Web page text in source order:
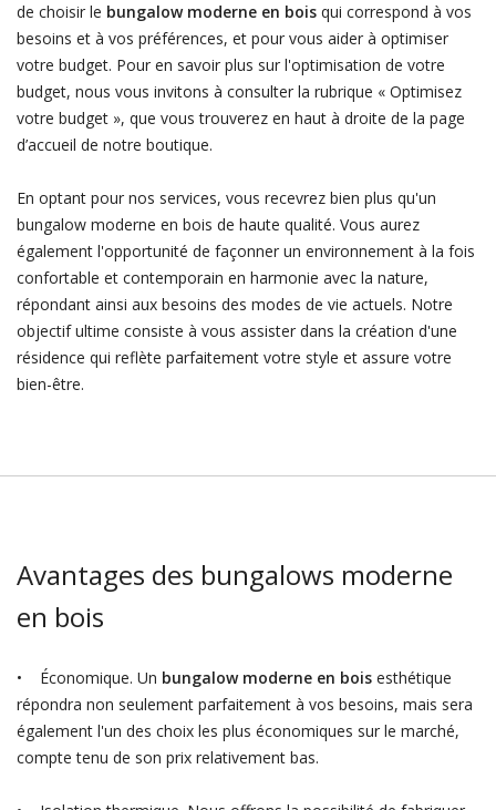
de choisir le bungalow moderne en boisqui correspond à vos
besoins et à vos préférences, et pour vous aider à optimiser
votre budget. Pour en savoir plus sur l'optimisation de votre
budget, nous vous invitons à consulter la rubrique « Optimisez
votre budget », que vous trouverez en haut à droite de la page
d’accueil de notre boutique.
En optant pour nos services, vous recevrez bien plus qu'un
bungalow moderne en bois de haute qualité. Vous aurez
également l'opportunité de façonner un environnement à la fois
confortable et contemporain en harmonie avec la nature,
répondant ainsi aux besoins des modes de vie actuels. Notre
objectif ultime consiste à vous assister dans la création d'une
résidence qui reflète parfaitement votre style et assure votre
bien-être.
Avantages des bungalows moderne
en bois
• Économique. Un bungalow moderne en boisesthétique
répondra non seulement parfaitement à vos besoins, mais sera
également l'un des choix les plus économiques sur le marché,
compte tenu de son prix relativement bas.